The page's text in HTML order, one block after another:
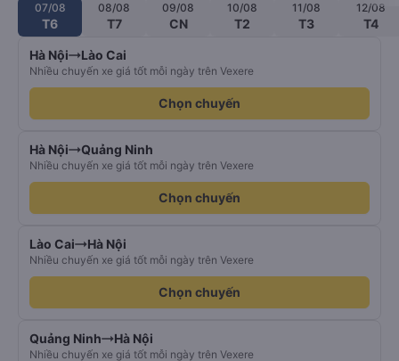
07/08
T6
08/08
T7
09/08
CN
10/08
T2
11/08
T3
12/08
T4
Hà Nội Lào Cai
Nhiều chuyến xe giá tốt mỗi ngày trên Vexere
Chọn chuyến
Hà Nội Quảng Ninh
Nhiều chuyến xe giá tốt mỗi ngày trên Vexere
Chọn chuyến
Lào Cai Hà Nội
Nhiều chuyến xe giá tốt mỗi ngày trên Vexere
Chọn chuyến
Quảng Ninh Hà Nội
Nhiều chuyến xe giá tốt mỗi ngày trên Vexere